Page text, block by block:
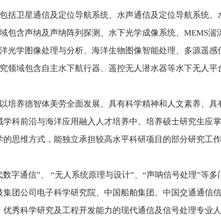
括卫星通信及定位导航系统、水声通信及定位导航系统
包含声纳及声纳阵列探测、水下光学成像系统、 MEMS湍
光学图像处理与分析、海洋生物图像智能处理、多源遥
领域包含自主水下航行器、遥控无人潜水器等水下无人
培养德智体美劳全面发展、具有科学精神和人文素养、
科前沿与海洋应用融入人才培养中。培养硕士研究生应
思维方式，能独立承担较高水平科研项目的部分研究工
数字通信”、 “无人系统原理与设计”、 “声呐信号处理”等多
团公司电子科学研究院、中国船舶集团、中国交通通信
秀科学研究及工程开发能力的现代通信及信号处理专业